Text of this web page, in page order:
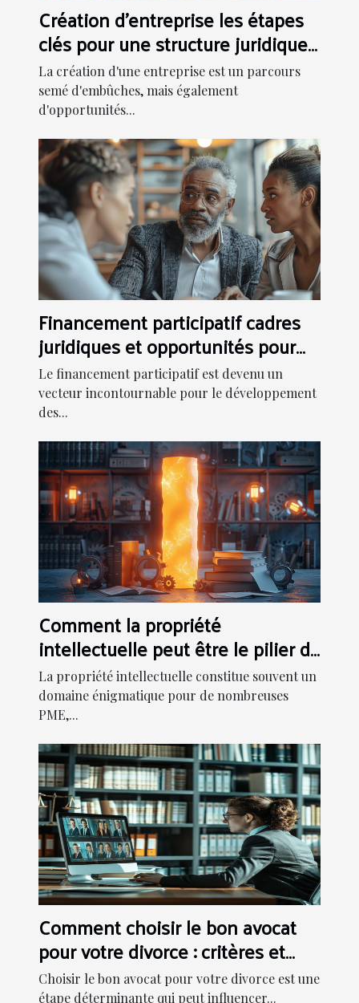
Création d'entreprise les étapes
clés pour une structure juridique
solide
La création d'une entreprise est un parcours
semé d'embûches, mais également
d'opportunités...
Financement participatif cadres
juridiques et opportunités pour
les entreprises
Le financement participatif est devenu un
vecteur incontournable pour le développement
des...
Comment la propriété
intellectuelle peut être le pilier de
la croissance des PME
La propriété intellectuelle constitue souvent un
domaine énigmatique pour de nombreuses
PME,...
Comment choisir le bon avocat
pour votre divorce : critères et
processus
Choisir le bon avocat pour votre divorce est une
étape déterminante qui peut influencer...